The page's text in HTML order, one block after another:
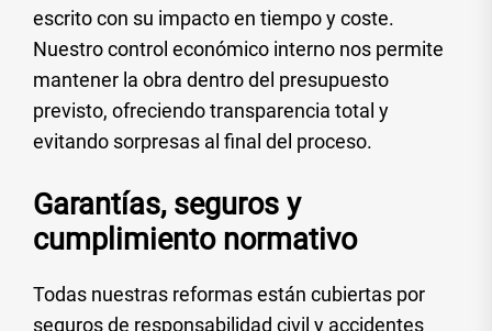
escrito con su impacto en tiempo y coste.
Nuestro control económico interno nos permite
mantener la obra dentro del presupuesto
previsto, ofreciendo transparencia total y
evitando sorpresas al final del proceso.
Garantías, seguros y
cumplimiento normativo
Todas nuestras reformas están cubiertas por
seguros de responsabilidad civil y accidentes